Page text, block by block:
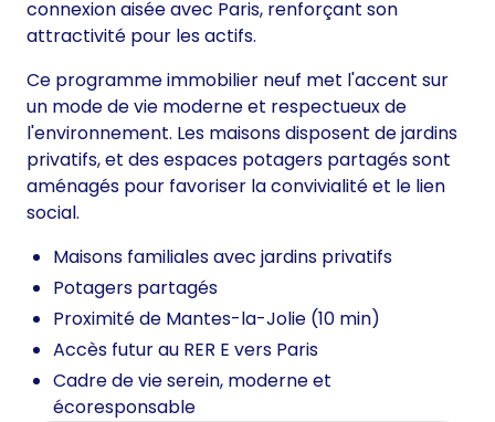
connexion aisée avec Paris, renforçant son
attractivité pour les actifs.
Ce programme immobilier neuf met l'accent sur
un mode de vie moderne et respectueux de
l'environnement. Les maisons disposent de jardins
privatifs, et des espaces potagers partagés sont
aménagés pour favoriser la convivialité et le lien
social.
Maisons familiales avec jardins privatifs
Potagers partagés
Proximité de Mantes-la-Jolie (10 min)
Accès futur au RER E vers Paris
Cadre de vie serein, moderne et
écoresponsable